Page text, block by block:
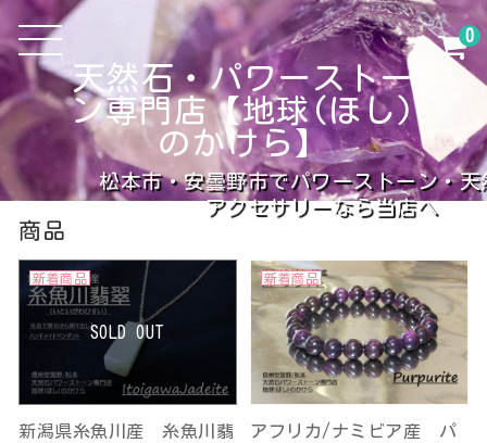
天然石・パワーストー
ン専門店【地球(ほし)
のかけら】
松本市・安曇野市でパワーストーン・天
アクセサリーなら当店へ
0
商品
新着商品
SOLD OUT
新潟県糸魚川産 糸魚川翡
新着商品
アフリカ/ナミビア産 パ